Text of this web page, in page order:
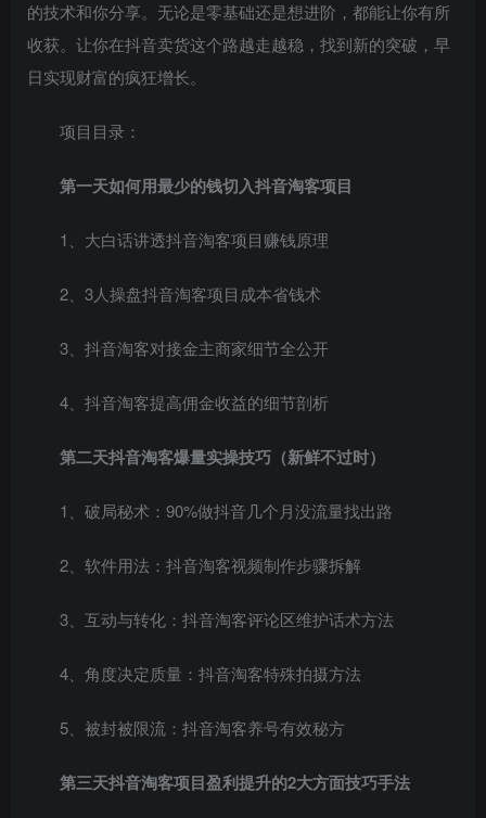
的技术和你分享。无论是零基础还是想进阶，都能让你有所
收获。让你在抖音卖货这个路越走越稳，找到新的突破，早
日实现财富的疯狂增长。
项目目录：
第一天如何用最少的钱切入抖音淘客项目
1、大白话讲透抖音淘客项目赚钱原理
2、3人操盘抖音淘客项目成本省钱术
3、抖音淘客对接金主商家细节全公开
4、抖音淘客提高佣金收益的细节剖析
第二天抖音淘客爆量实操技巧（新鲜不过时）
1、破局秘术：90%做抖音几个月没流量找出路
2、软件用法：抖音淘客视频制作步骤拆解
3、互动与转化：抖音淘客评论区维护话术方法
4、角度决定质量：抖音淘客特殊拍摄方法
5、被封被限流：抖音淘客养号有效秘方
第三天抖音淘客项目盈利提升的2大方面技巧手法